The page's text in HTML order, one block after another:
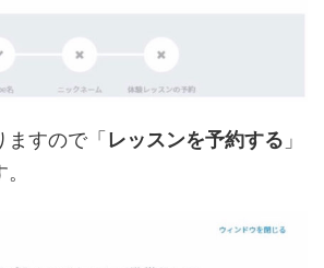
ますので「レッスンを予約する 」